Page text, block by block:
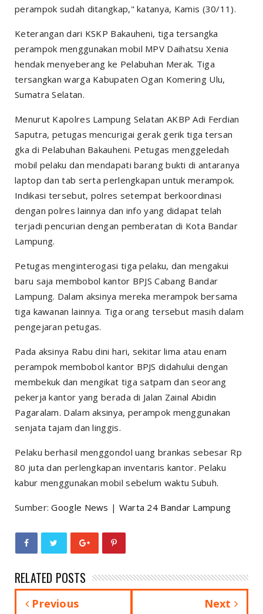
perampok sudah ditangkap," katanya, Kamis (30/11).
Keterangan dari KSKP Bakauheni, tiga tersangka
perampok menggunakan mobil MPV Daihatsu Xenia
hendak menyeberang ke Pelabuhan Merak. Tiga
tersangkan warga Kabupaten Ogan Komering Ulu,
Sumatra Selatan.
Menurut Kapolres Lampung Selatan AKBP Adi Ferdian
Saputra, petugas mencurigai gerak gerik tiga tersan
gka di Pelabuhan Bakauheni. Petugas menggeledah
mobil pelaku dan mendapati barang bukti di antaranya
laptop dan tab serta perlengkapan untuk merampok.
Indikasi tersebut, polres setempat berkoordinasi
dengan polres lainnya dan info yang didapat telah
terjadi pencurian dengan pemberatan di Kota Bandar
Lampung.
Petugas menginterogasi tiga pelaku, dan mengakui
baru saja membobol kantor BPJS Cabang Bandar
Lampung. Dalam aksinya mereka merampok bersama
tiga kawanan lainnya. Tiga orang tersebut masih dalam
pengejaran petugas.
Pada aksinya Rabu dini hari, sekitar lima atau enam
perampok membobol kantor BPJS didahului dengan
membekuk dan mengikat tiga satpam dan seorang
pekerja kantor yang berada di Jalan Zainal Abidin
Pagaralam. Dalam aksinya, perampok menggunakan
senjata tajam dan linggis.
Pelaku berhasil menggondol uang brankas sebesar Rp
80 juta dan perlengkapan inventaris kantor. Pelaku
kabur menggunakan mobil sebelum waktu Subuh.
Sumber:Google News | Warta 24 Bandar Lampung
RELATED POSTS
Previous Next